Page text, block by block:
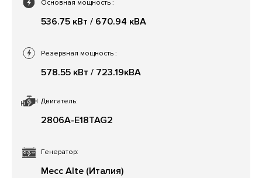
Основная мощность :
536.75 кВт / 670.94 кВА
Двигатель:
2806A-E18TAG2
Резервная мощность :
578.55 кВт / 723.19кВА
Генератор:
Mecc Alte (Италия)